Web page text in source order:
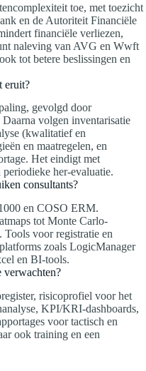
toe, met toezicht
en de Autoriteit Financiële
financiële verliezen,
naleving van AVG en Wwft
tot betere beslissingen en
eruit?
gevolgd door
volgen inventarisatie
(kwalitatief en
en maatregelen, en
Het eindigt met
her-evaluatie.
consultants?
en COSO ERM.
tot Monte Carlo-
Tools voor registratie en
zoals LogicManager
en BI-tools.
verwachten?
risicoprofiel voor het
KPI/KRI-dashboards,
voor tactisch en
ook training en een